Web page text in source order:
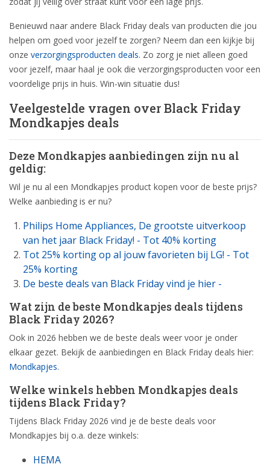
Benieuwd naar andere Black Friday deals van producten die jou
helpen om goed voor jezelf te zorgen? Neem dan een kijkje bij
onze verzorgingsproducten deals. Zo zorg je niet alleen goed
voor jezelf, maar haal je ook die verzorgingsproducten voor een
voordelige prijs in huis. Win-win situatie dus!
Veelgestelde vragen over Black Friday
Mondkapjes deals
Deze Mondkapjes aanbiedingen zijn nu al
geldig:
Wil je nu al een Mondkapjes product kopen voor de beste prijs?
Welke aanbieding is er nu?
Philips Home Appliances, De grootste uitverkoop
van het jaar Black Friday! - Tot 40% korting
Tot 25% korting op al jouw favorieten bij LG! - Tot
25% korting
De beste deals van Black Friday vind je hier -
Wat zijn de beste Mondkapjes deals tijdens
Black Friday 2026?
Ook in 2026 hebben we de beste deals weer voor je onder
elkaar gezet. Bekijk de aanbiedingen en Black Friday deals hier:
Mondkapjes.
Welke winkels hebben Mondkapjes deals
tijdens Black Friday?
Tijdens Black Friday 2026 vind je de beste deals voor
Mondkapjes bij o.a. deze winkels:
HEMA